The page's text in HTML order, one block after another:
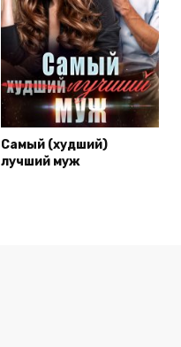
Самый (худший)
лучший муж